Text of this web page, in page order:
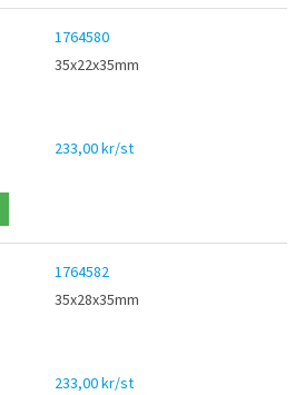
1764580
35x22x35mm
233,00 kr/st
1764582
35x28x35mm
233,00 kr/st